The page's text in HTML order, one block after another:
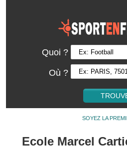
Quoi ?
Où ?
SOYEZ LA
Ecole Marcel